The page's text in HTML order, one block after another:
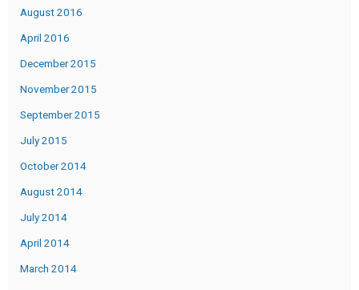
August 2016
April 2016
December 2015
November 2015
September 2015
July 2015
October 2014
August 2014
July 2014
April 2014
March 2014